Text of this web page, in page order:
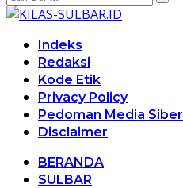
Indeks
Redaksi
Kode Etik
Privacy Policy
Pedoman Media Siber
Disclaimer
BERANDA
SULBAR